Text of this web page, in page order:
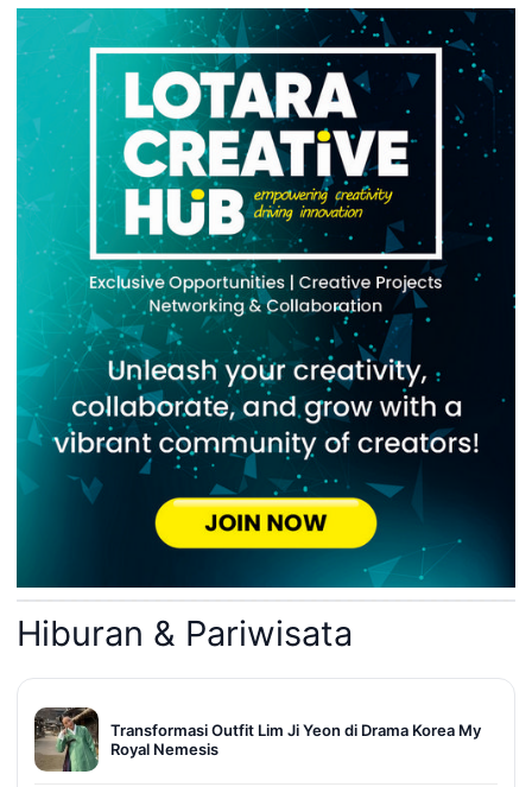
Hiburan & Pariwisata
Transformasi Outfit Lim Ji Yeon di Drama Korea My
Royal Nemesis